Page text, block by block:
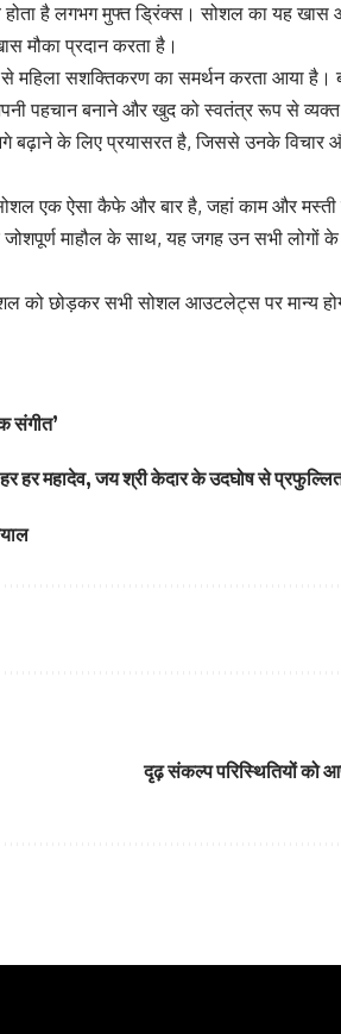
है लगभग मुफ्त ड्रिंक्स। सोशल का यह
मौका प्रदान करता है।
महिला सशक्तिकरण का समर्थन करता आया है।
पहचान बनाने और खुद को स्वतंत्र रूप से
बढ़ाने के लिए प्रयासरत है, जिससे उनके विचार
एक ऐसा कैफे और बार है, जहां काम और
माहौल के साथ, यह जगह उन सभी लोगों के
को छोड़कर सभी सोशल आउटलेट्स पर मान्य
संगीत’
हर महादेव, जय श्री केदार के उदघोष से
दृढ़ संकल्प परिस्थितियों को